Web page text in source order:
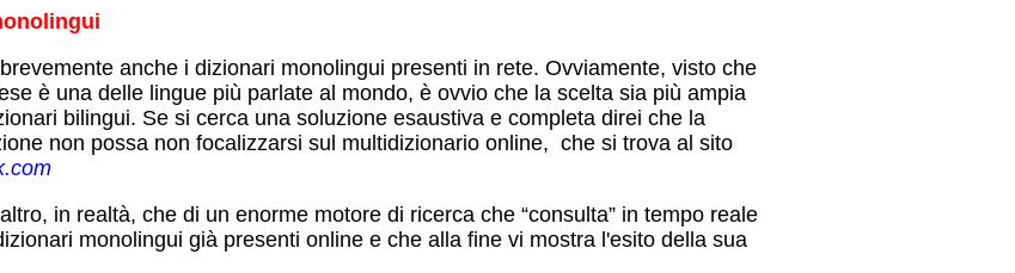
anche i dizionari monolingui presenti in rete. Ovviamente, visto che
è una delle lingue più parlate al mondo, è ovvio che la scelta sia più ampia
bilingui. Se si cerca una soluzione esaustiva e completa direi che la
non possa non focalizzarsi sul multidizionario online, che si trova al sito
in realtà, che di un enorme motore di ricerca che “consulta” in tempo reale
monolingui già presenti online e che alla fine vi mostra l'esito della sua